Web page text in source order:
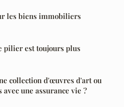
les biens immobiliers
pilier est toujours plus
collection d'œuvres d'art ou
une assurance vie ?